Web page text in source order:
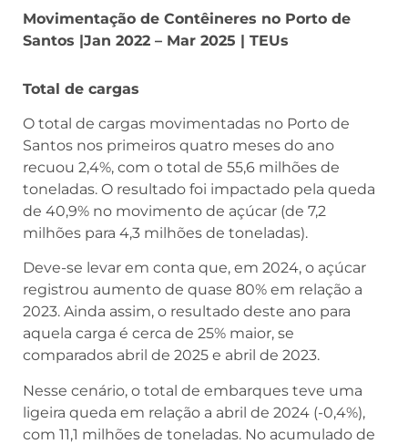
Movimentação de Contêineres no Porto de
Santos |Jan 2022 – Mar 2025 | TEUs
Total de cargas
O total de cargas movimentadas no Porto de
Santos nos primeiros quatro meses do ano
recuou 2,4%, com o total de 55,6 milhões de
toneladas. O resultado foi impactado pela queda
de 40,9% no movimento de açúcar (de 7,2
milhões para 4,3 milhões de toneladas).
Deve-se levar em conta que, em 2024, o açúcar
registrou aumento de quase 80% em relação a
2023. Ainda assim, o resultado deste ano para
aquela carga é cerca de 25% maior, se
comparados abril de 2025 e abril de 2023.
Nesse cenário, o total de embarques teve uma
ligeira queda em relação a abril de 2024 (-0,4%),
com 11,1 milhões de toneladas. No acumulado de